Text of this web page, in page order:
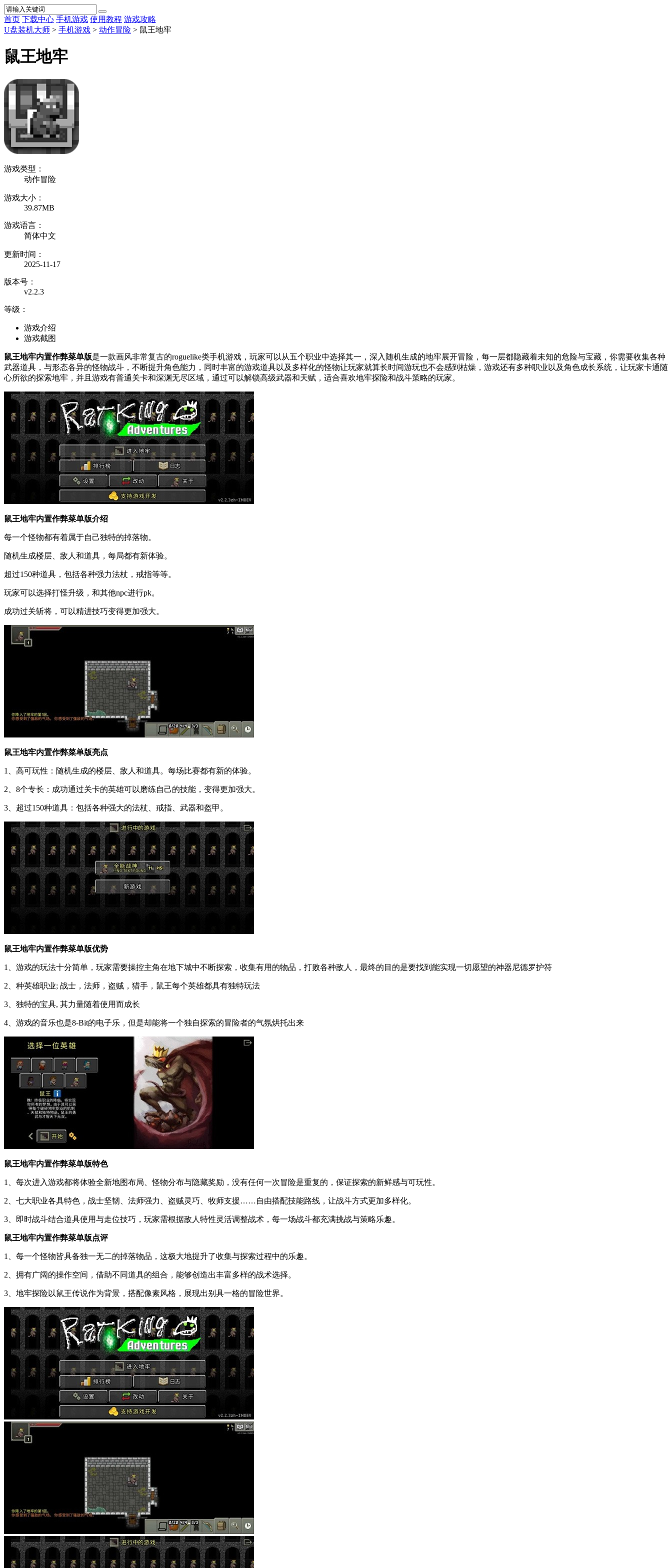
首页 下载中心 手机游戏 使用教程 游戏攻略
U盘装机大师 > 手机游戏 > 动作冒险 > 鼠王地牢
鼠王地牢
游戏类型：
动作冒险
游戏大小：
39.87MB
游戏语言：
简体中文
更新时间：
2025-11-17
版本号：
v2.2.3
等级：
游戏介绍
游戏截图
鼠王地牢内置作弊菜单版是一款画风非常复古的roguelike类手机游戏，玩家可以从五个职业中选择其一，深入随机生成的地牢展开冒险，每一层都隐藏着未知的危险与宝藏，你需要收集各种
武器道具，与形态各异的怪物战斗，不断提升角色能力，同时丰富的游戏道具以及多样化的怪物让玩家就算长时间游玩也不会感到枯燥，游戏还有多种职业以及角色成长系统，让玩家卡通随
心所欲的探索地牢，并且游戏有普通关卡和深渊无尽区域，通过可以解锁高级武器和天赋，适合喜欢地牢探险和战斗策略的玩家。
鼠王地牢内置作弊菜单版介绍
每一个怪物都有着属于自己独特的掉落物。
随机生成楼层、敌人和道具，每局都有新体验。
超过150种道具，包括各种强力法杖，戒指等等。
玩家可以选择打怪升级，和其他npc进行pk。
成功过关斩将，可以精进技巧变得更加强大。
鼠王地牢内置作弊菜单版亮点
1、高可玩性：随机生成的楼层、敌人和道具。每场比赛都有新的体验。
2、8个专长：成功通过关卡的英雄可以磨练自己的技能，变得更加强大。
3、超过150种道具：包括各种强大的法杖、戒指、武器和盔甲。
鼠王地牢内置作弊菜单版优势
1、游戏的玩法十分简单，玩家需要操控主角在地下城中不断探索，收集有用的物品，打败各种敌人，最终的目的是要找到能实现一切愿望的神器尼德罗护符
2、种英雄职业; 战士，法师，盗贼，猎手，鼠王每个英雄都具有独特玩法
3、独特的宝具, 其力量随着使用而成长
4、游戏的音乐也是8-Bit的电子乐，但是却能将一个独自探索的冒险者的气氛烘托出来
鼠王地牢内置作弊菜单版特色
1、每次进入游戏都将体验全新地图布局、怪物分布与隐藏奖励，没有任何一次冒险是重复的，保证探索的新鲜感与可玩性。
2、七大职业各具特色，战士坚韧、法师强力、盗贼灵巧、牧师支援……自由搭配技能路线，让战斗方式更加多样化。
3、即时战斗结合道具使用与走位技巧，玩家需根据敌人特性灵活调整战术，每一场战斗都充满挑战与策略乐趣。
鼠王地牢内置作弊菜单版点评
1、每一个怪物皆具备独一无二的掉落物品，这极大地提升了收集与探索过程中的乐趣。
2、拥有广阔的操作空间，借助不同道具的组合，能够创造出丰富多样的战术选择。
3、地牢探险以鼠王传说作为背景，搭配像素风格，展现出别具一格的冒险世界。